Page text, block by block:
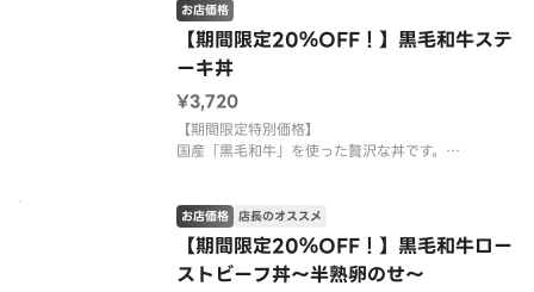
【期間限定20％OFF！】黒毛和牛ステ
ーキ丼
お店価格
¥3,720
【期間限定特別価格】
国産「黒毛和牛」を使った贅沢な丼です。
肉の旨みと程よい霜降りを引き立てる醤油ベースの
特製ソースがご飯にしみ込み、最後の一口まで満足
感たっぷり。
来客時でのおもてなし、ご褒美ランチ
【期間限定20％OFF！】黒毛和牛ロー
ストビーフ丼～半熟卵のせ～
お店価格 店長のオススメ